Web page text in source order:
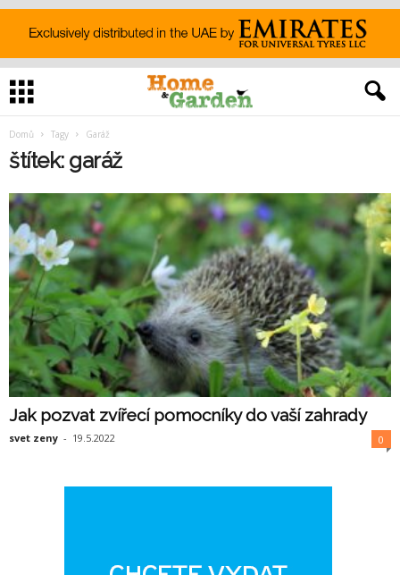
Domů Tagy Garáž
štítek: garáž
Jak pozvat zvířecí pomocníky do vaší zahrady
svet zeny - 19.5.2022 0